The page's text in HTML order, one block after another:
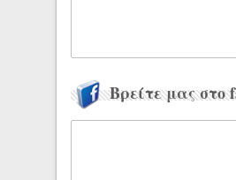
Βρείτε μας στο